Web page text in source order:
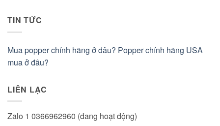
TIN TỨC
Mua popper chính hãng ở đâu? Popper chính hãng USA
mua ở đâu?
LIÊN LẠC
Zalo 1 0366962960 (đang hoạt động)